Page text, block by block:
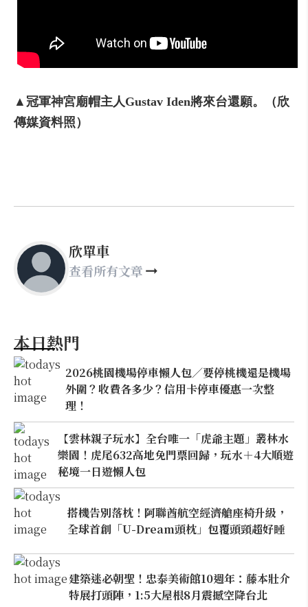
▲冠軍神宮廟帽主人Gustav Iden將來台還願。（欣
傳媒資料照）
欣單車
查看所有文章
本日熱門
2026桃園機場停車懶人包／要停桃機還是機場
外圍？收費各多少？信用卡停車優惠一次整
理！
【雲林親子玩水】全台唯一「虎爺主題」叢林水
樂園！虎尾632高地免門票回歸，玩水＋4大順遊
秘境一日遊懶人包
搭機告別落枕！阿聯酋航空經濟艙座椅升級，
全球首創「U-Dream頭枕」包覆頭頸超好睡
建築迷必朝聖！忠泰美術館10週年：藤本壯介
特展打頭陣，1:5大屋根8月震撼空降台北